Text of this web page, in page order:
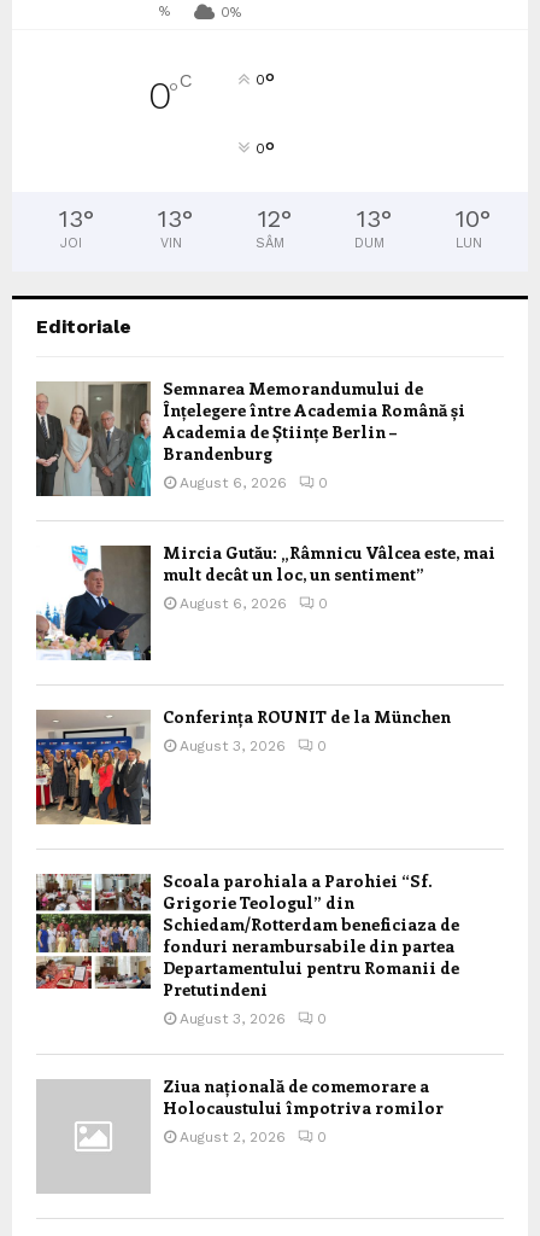
% 0%
0°C 0°
0°
13°
JOI
13°
VIN
12°
SÂM
13°
DUM
10°
LUN
Editoriale
Semnarea Memorandumului de
Înțelegere între Academia Română și
Academia de Științe Berlin –
Brandenburg
August 6, 2026 0
Mircia Gutău: „Râmnicu Vâlcea este, mai
mult decât un loc, un sentiment”
August 6, 2026 0
Conferința ROUNIT de la München
August 3, 2026 0
Scoala parohiala a Parohiei “Sf.
Grigorie Teologul” din
Schiedam/Rotterdam beneficiaza de
fonduri nerambursabile din partea
Departamentului pentru Romanii de
Pretutindeni
August 3, 2026 0
Ziua națională de comemorare a
Holocaustului împotriva romilor
August 2, 2026 0